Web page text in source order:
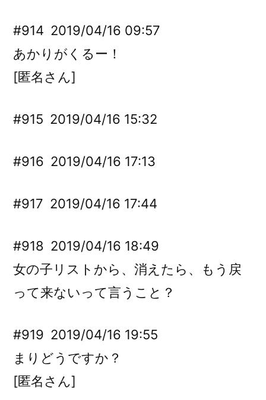
#914 2019/04/16 09:57
あかりがくるー！
[匿名さん]
#915 2019/04/16 15:32
#916 2019/04/16 17:13
#917 2019/04/16 17:44
#918 2019/04/16 18:49
女の子リストから、消えたら、もう戻
って来ないって言うこと？
#919 2019/04/16 19:55
まりどうですか？
[匿名さん]